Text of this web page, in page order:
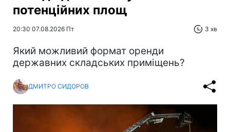
потенційних площ
20:30 07.08.2026 Пт 3 хв
Який можливий формат оренди
державних складських приміщень?
ДМИТРО СИДОРОВ